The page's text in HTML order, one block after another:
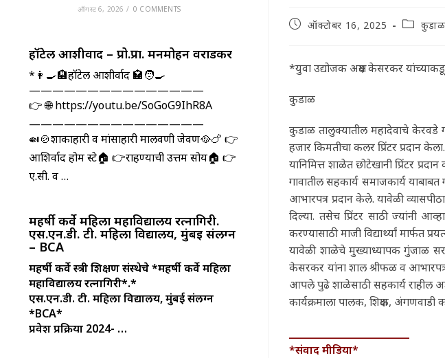
Postऑक्टोबर 16, 2025
Postकुडाळ
*युवा उद्योजक अक्षय केसरकर
कुडाळ
कुडाळ तालुक्यातील महादेवाचे केरवडे
हजार किमतीचा कलर प्रिंटर प्रदान केला.
यानिमित्त शाळेत छोटेखानी प्रिंटर
गावातील सहकार्य समाजकार्य याबाबत
आभारपत्र प्रदान केले. यावेळी
दिल्या. तसेच प्रिंटर साठी ज्यांनी
करण्यासाठी माजी विद्यार्थ्यां मार्फत
यावेळी शाळेचे मुख्याध्यापक गुंजाळ सर
केसरकर यांना शाल श्रीफळ व
आपले पुढे शाळेसाठी सहकार्य राहील
कार्यक्रमाला पालक, शिक्षक, अंगणवाडी
*संवाद मीडिया*
ऑगस्ट 6, 2026 / 0 COMMENTS
हॉटेल आशीर्वाद – प्रो.प्रा. मनमोहन वराडकर
*👩‍🍳🏨हॉटेल आशीर्वाद 🏩🧑‍🍳
———————————————
👉 🌐 https://youtu.be/SoGoG9IhR8A
———————————————
🍛🍲शाकाहारी व मांसाहारी मालवणी जेवण🥘🍗 👉
आशिर्वाद होम स्टे🏠 👉राहण्याची उत्तम सोय🏠 👉
ए.सी. व …
महर्षी कर्वे महिला महाविद्यालय रत्नागिरी.
एस.एन.डी. टी. महिला विद्यालय, मुंबई संलग्न
– BCA
महर्षी कर्वे स्त्री शिक्षण संस्थेचे*महर्षी कर्वे महिला
महाविद्यालय रत्नागिरी*.*
एस.एन.डी. टी. महिला विद्यालय, मुंबई संलग्न
*BCA*
प्रवेश प्रक्रिया 2024- …